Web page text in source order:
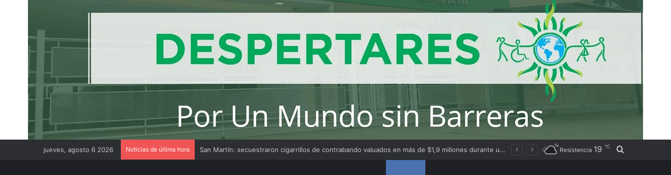
jueves, agosto 6 2026 Noticias de última hora Patricio Sabadini juró como fiscal general federal de Resistencia y asumirá un nuevo rol en el Chaco Resistencia 19 ℃ Buscar por